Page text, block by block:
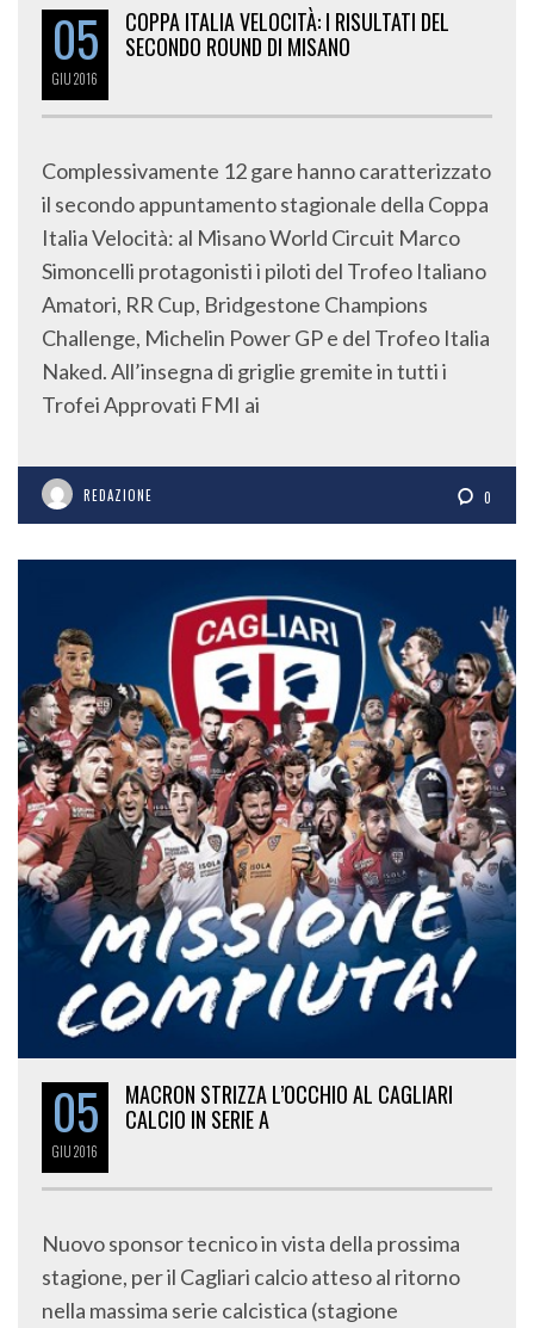
05
GIU2016
COPPA ITALIA VELOCITÀ: I RISULTATI DEL
SECONDO ROUND DI MISANO
Complessivamente 12 gare hanno caratterizzato
il secondo appuntamento stagionale della Coppa
Italia Velocità: al Misano World Circuit Marco
Simoncelli protagonisti i piloti del Trofeo Italiano
Amatori, RR Cup, Bridgestone Champions
Challenge, Michelin Power GP e del Trofeo Italia
Naked. All’insegna di griglie gremite in tutti i
Trofei Approvati FMI ai
REDAZIONE 0
05
GIU2016
MACRON STRIZZA L’OCCHIO AL CAGLIARI
CALCIO IN SERIE A
Nuovo sponsor tecnico in vista della prossima
stagione, per il Cagliari calcio atteso al ritorno
nella massima serie calcistica (stagione